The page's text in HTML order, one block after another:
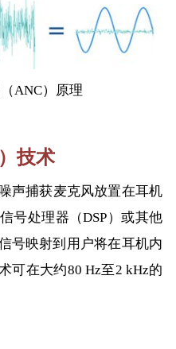
ANC）原理
技术
声捕获麦克风放置在耳机
号处理器（DSP）或其他
号映射到用户将在耳机内
可在大约80 Hz至2 kHz的